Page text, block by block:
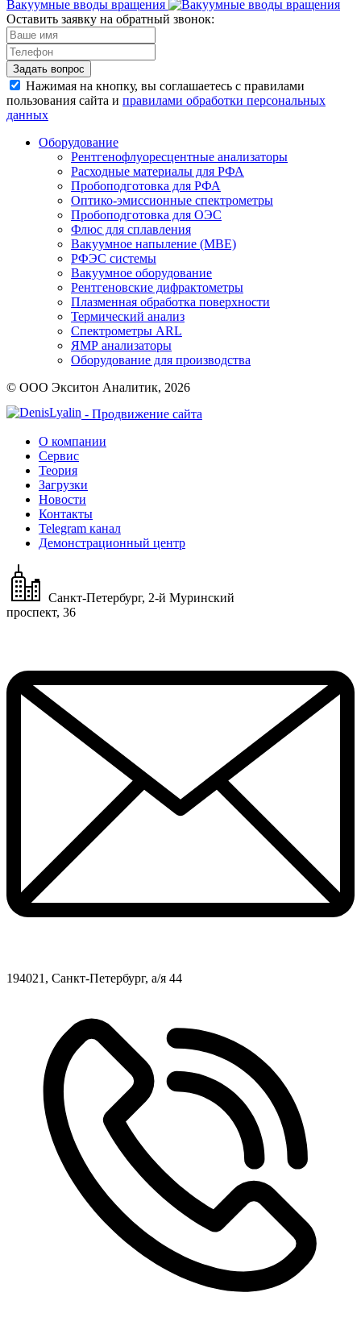
Вакуумные вводы вращения
Оставить заявку на обратный звонок:
Задать вопрос
Нажимая на кнопку, вы соглашаетесь с правилами
пользования сайта и правилами обработки персональных
данных
Оборудование
Рентгенофлуоресцентные анализаторы
Расходные материалы для РФА
Пробоподготовка для РФА
Оптико-эмиссионные спектрометры
Пробоподготовка для ОЭС
Флюс для сплавления
Вакуумное напыление (MBE)
РФЭС системы
Вакуумное оборудование
Рентгеновские дифрактометры
Плазменная обработка поверхности
Термический анализ
Спектрометры ARL
ЯМР анализаторы
Оборудование для производства
© ООО Экситон Аналитик, 2026
- Продвижение сайта
О компании
Сервис
Теория
Загрузки
Новости
Контакты
Telegram канал
Демонстрационный центр
Санкт-Петербург, 2-й Муринский
проспект, 36
194021, Санкт-Петербург, а/я 44